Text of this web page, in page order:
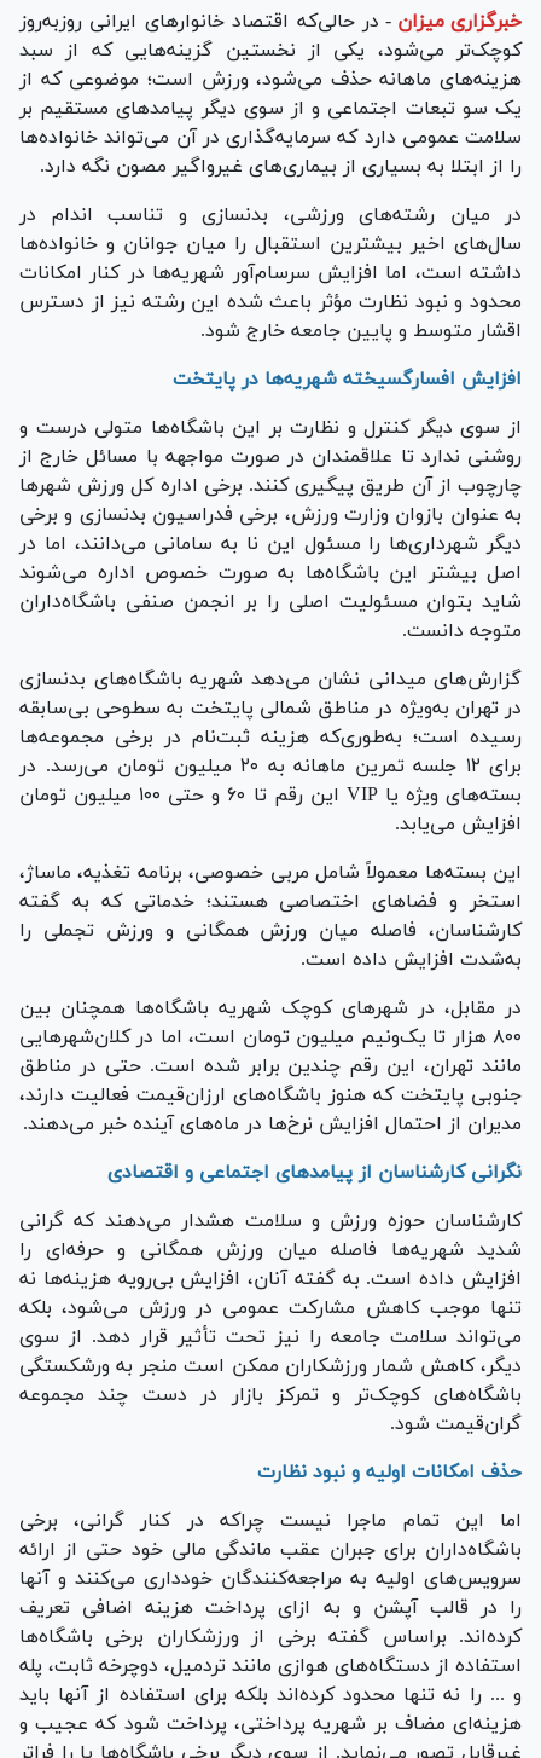
خبرگزاری میزان - در حالی‌که اقتصاد خانوار‌های ایرانی روزبه‌روز
کوچک‌تر می‌شود، یکی از نخستین گزینه‌هایی که از سبد
هزینه‌های ماهانه حذف می‌شود، ورزش است؛ موضوعی که از
یک سو تبعات اجتماعی و از سوی دیگر پیامد‌های مستقیم بر
سلامت عمومی دارد که سرمایه‌گذاری در آن می‌تواند خانواده‌ها
را از ابتلا به بسیاری از بیماری‌های غیرواگیر مصون نگه دارد.
در میان رشته‌های ورزشی، بدنسازی و تناسب اندام در
سال‌های اخیر بیشترین استقبال را میان جوانان و خانواده‌ها
داشته است، اما افزایش سرسام‌آور شهریه‌ها در کنار امکانات
محدود و نبود نظارت مؤثر باعث شده این رشته نیز از دسترس
اقشار متوسط و پایین جامعه خارج شود.
افزایش افسارگسیخته شهریه‌ها در پایتخت
از سوی دیگر کنترل و نظارت بر این باشگاه‌ها متولی درست و
روشنی ندارد تا علاقمندان در صورت مواجهه با مسائل خارج از
چارچوب از آن طریق پیگیری کنند. برخی اداره کل ورزش شهر‌ها
به عنوان بازوان وزارت ورزش، برخی فدراسیون بدنسازی و برخی
دیگر شهرداری‌ها را مسئول این نا به سامانی می‌دانند، اما در
اصل بیشتر این باشگاه‌ها به صورت خصوص اداره می‌شوند
شاید بتوان مسئولیت اصلی را بر انجمن صنفی باشگاه‌داران
متوجه دانست.
گزارش‌های میدانی نشان می‌دهد شهریه باشگاه‌های بدنسازی
در تهران به‌ویژه در مناطق شمالی پایتخت به سطوحی بی‌سابقه
رسیده است؛ به‌طوری‌که هزینه ثبت‌نام در برخی مجموعه‌ها
برای ۱۲ جلسه تمرین ماهانه به ۲۰ میلیون تومان می‌رسد. در
بسته‌های ویژه یا VIP این رقم تا ۶۰ و حتی ۱۰۰ میلیون تومان
افزایش می‌یابد.
این بسته‌ها معمولاً شامل مربی خصوصی، برنامه تغذیه، ماساژ،
استخر و فضا‌های اختصاصی هستند؛ خدماتی که به گفته
کارشناسان، فاصله میان ورزش همگانی و ورزش تجملی را
به‌شدت افزایش داده است.
در مقابل، در شهر‌های کوچک شهریه باشگاه‌ها همچنان بین
۸۰۰ هزار تا یک‌ونیم میلیون تومان است، اما در کلان‌شهر‌هایی
مانند تهران، این رقم چندین برابر شده است. حتی در مناطق
جنوبی پایتخت که هنوز باشگاه‌های ارزان‌قیمت فعالیت دارند،
مدیران از احتمال افزایش نرخ‌ها در ماه‌های آینده خبر می‌دهند.
نگرانی کارشناسان از پیامد‌های اجتماعی و اقتصادی
کارشناسان حوزه ورزش و سلامت هشدار می‌دهند که گرانی
شدید شهریه‌ها فاصله میان ورزش همگانی و حرفه‌ای را
افزایش داده است. به گفته آنان، افزایش بی‌رویه هزینه‌ها نه
تنها موجب کاهش مشارکت عمومی در ورزش می‌شود، بلکه
می‌تواند سلامت جامعه را نیز تحت تأثیر قرار دهد. از سوی
دیگر، کاهش شمار ورزشکاران ممکن است منجر به ورشکستگی
باشگاه‌های کوچک‌تر و تمرکز بازار در دست چند مجموعه
گران‌قیمت شود.
حذف امکانات اولیه و نبود نظارت
اما این تمام ماجرا نیست چراکه در کنار گرانی، برخی
باشگاه‌داران برای جبران عقب ماندگی مالی خود حتی از ارائه
سرویس‌های اولیه به مراجعه‌کنندگان خودداری می‌کنند و آنها
را در قالب آپشن و به ازای پرداخت هزینه اضافی تعریف
کرده‌اند. براساس گفته برخی از ورزشکاران برخی باشگاه‌ها
استفاده از دستگاه‌های هوازی مانند تردمیل، دوچرخه ثابت، پله
و ... را نه تنها محدود کرده‌اند بلکه برای استفاده از آنها باید
هزینه‌ای مضاف بر شهریه پرداختی، پرداخت شود که عجیب و
غیرقابل تصور می‌نماید. از سوی دیگر برخی باشگاه‌ها پا را فراتر